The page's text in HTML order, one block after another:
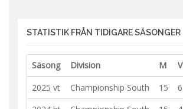
STATISTIK FRÅN TIDIGARE SÄSONGER
Säsong Division M V
2025 vt
Championship South 15 6